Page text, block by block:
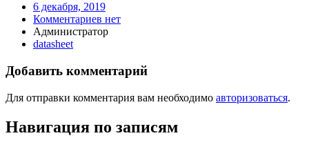
6 декабря, 2019
Комментариев нет
Администратор
datasheet
Добавить комментарий
Для отправки комментария вам необходимо авторизоваться.
Навигация по записям